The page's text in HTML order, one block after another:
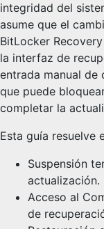
integridad del
asume que el
BitLocker
la interfaz de
entrada manual de
que puede
completar la
Esta guía resuelve
Suspensión
actualización.
Acceso al
de